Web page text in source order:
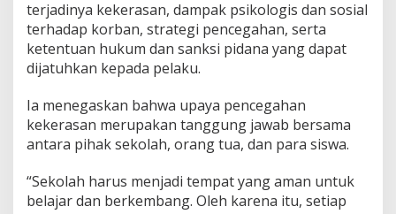
s
a
n
i
M
K
N
e
p
terjadinya kekerasan, dampak psikologis dan sosial
terhadap korban, strategi pencegahan, serta
ketentuan hukum dan sanksi pidana yang dapat
dijatuhkan kepada pelaku.
Ia menegaskan bahwa upaya pencegahan
kekerasan merupakan tanggung jawab bersama
antara pihak sekolah, orang tua, dan para siswa.
“Sekolah harus menjadi tempat yang aman untuk
belajar dan berkembang. Oleh karena itu, setiap